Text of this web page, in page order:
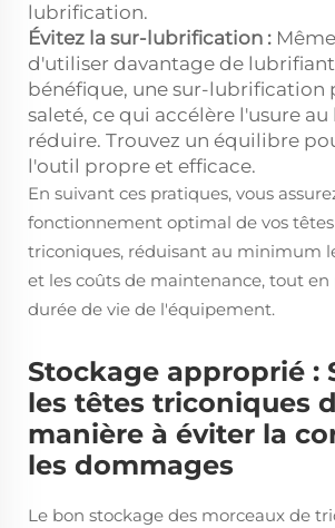
lubrification.
Évitez la sur-lubrification :
d'utiliser davantage de
bénéfique, une sur-lubrification
saleté, ce qui accélère l'usure au
réduire. Trouvez un équilibre
l'outil propre et efficace.
En suivant ces pratiques, vous
fonctionnement optimal de vos
triconiques, réduisant au minimum
et les coûts de maintenance, tout
durée de vie de l'équipement.
Stockage approprié :
les têtes triconiques
manière à éviter la
les dommages
Le bon stockage des morceaux de